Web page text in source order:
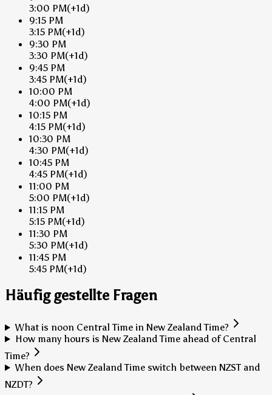
3:00 PM(+1d)
9:15 PM
3:15 PM(+1d)
9:30 PM
3:30 PM(+1d)
9:45 PM
3:45 PM(+1d)
10:00 PM
4:00 PM(+1d)
10:15 PM
4:15 PM(+1d)
10:30 PM
4:30 PM(+1d)
10:45 PM
4:45 PM(+1d)
11:00 PM
5:00 PM(+1d)
11:15 PM
5:15 PM(+1d)
11:30 PM
5:30 PM(+1d)
11:45 PM
5:45 PM(+1d)
Häufig gestellte Fragen
What is noon Central Time in New Zealand Time?
How many hours is New Zealand Time ahead of Central
Time?
When does New Zealand Time switch between NZST and
NZDT?